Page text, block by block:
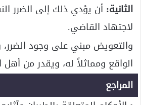
الثانية: أن يؤدي ذلك إلى الضرر
لاجتهاد القاضي.
والتعويض مبني على وجود الضرر،
الواقع ومماثلاً له، ويقدر من أهل
المراجع